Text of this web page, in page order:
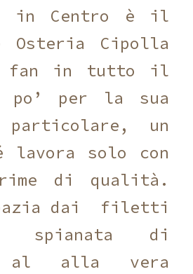
in Centro è il
Osteria Cipolla
fan in tutto il
po’ per la sua
particolare, un
lavora solo con
di qualità.
dai filetti
spianata di
al alla vera